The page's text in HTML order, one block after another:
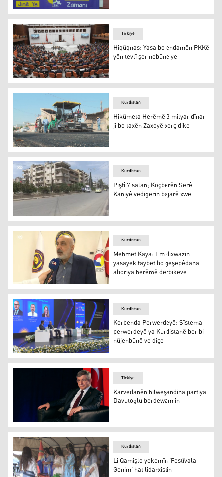
Saziyên sivîl: Tevî kêmasiyên wê bo çareseriya pirsa
Hiqûqnas: Yasa bo endamên PKKê yên tevlî şer nebûne
Tirkiye
Hiqûqnas: Yasa bo endamên PKKê
yên tevlî şer nebûne ye
Hikûmeta Herêmê 3 milyar dînar ji bo taxên Zaxoyê
Kurdistan
Hikûmeta Herêmê 3 milyar dînar
ji bo taxên Zaxoyê xerç dike
Piştî 7 salan; Koçberên Serê Kaniyê vedigerin bajarê xwe
Kurdistan
Piştî 7 salan; Koçberên Serê
Kaniyê vedigerin bajarê xwe
Mehmet Kaya: Em dixwazin yasayek taybet bo
Kurdistan
Mehmet Kaya: Em dixwazin
yasayek taybet bo geşepêdana
aboriya herêmê derbikeve
Korbenda Perwerdeyê: Sîstema perwerdeyê ya
Kurdistan
Korbenda Perwerdeyê: Sîstema
perwerdeyê ya Kurdistanê ber bi
nûjenbûnê ve diçe
Ahmet Davutoglu
Tirkiye
Karvedanên hilweşandina partiya
Davutoglu berdewam in
Kurdistan
Li Qamişlo yekemîn ‘Festîvala
Genim’ hat lidarxistin